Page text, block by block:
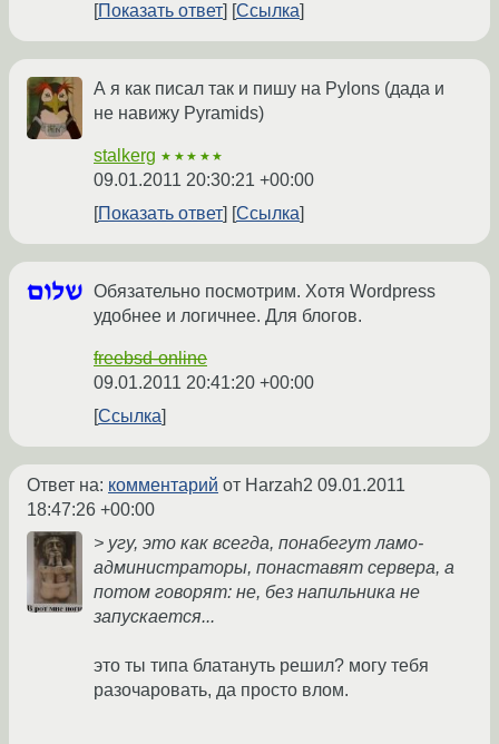
Показать ответ
Ссылка
А я как писал так и пишу на Pylons (дада и
не навижу Pyramids)
stalkerg ★★★★★
09.01.2011 20:30:21 +00:00
Показать ответ
Ссылка
Обязательно посмотрим. Хотя Wordpress
удобнее и логичнее. Для блогов.
freebsd-online
09.01.2011 20:41:20 +00:00
Ссылка
Ответ на: комментарий от Harzah2 09.01.2011
18:47:26 +00:00
> угу, это как всегда, понабегут ламо-
администраторы, понаставят сервера, а
потом говорят: не, без напильника не
запускается...
это ты типа блатануть решил? могу тебя
разочаровать, да просто влом.